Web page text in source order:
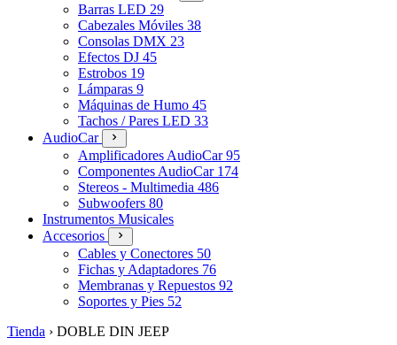
Barras LED 29
Cabezales Móviles 38
Consolas DMX 23
Efectos DJ 45
Estrobos 19
Lámparas 9
Máquinas de Humo 45
Tachos / Pares LED 33
AudioCar
Amplificadores AudioCar95
Componentes AudioCar 174
Stereos - Multimedia 486
Subwoofers 80
Instrumentos Musicales
Accesorios
Cables y Conectores 50
Fichas y Adaptadores 76
Membranas y Repuestos 92
Soportes y Pies 52
Tienda › DOBLE DIN JEEP